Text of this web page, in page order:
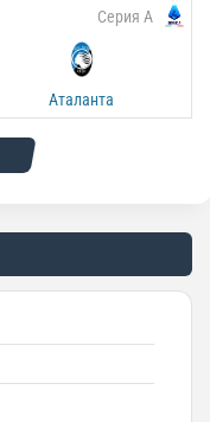
Серия А
Аталанта